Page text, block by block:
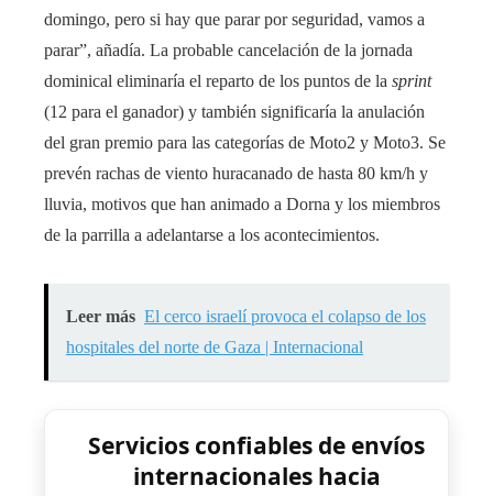
domingo, pero si hay que parar por seguridad, vamos a
parar”, añadía. La probable cancelación de la jornada
dominical eliminaría el reparto de los puntos de la sprint
(12 para el ganador) y también significaría la anulación
del gran premio para las categorías de Moto2 y Moto3. Se
prevén rachas de viento huracanado de hasta 80 km/h y
lluvia, motivos que han animado a Dorna y los miembros
de la parrilla a adelantarse a los acontecimientos.
Leer más El cerco israelí provoca el colapso de los
hospitales del norte de Gaza | Internacional
Servicios confiables de envíos
internacionales hacia